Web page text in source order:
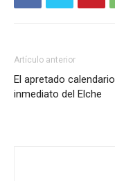
Artículo anterior
El apretado calendario
inmediato del Elche